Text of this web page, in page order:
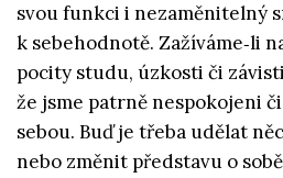
svou funkci i nezaměnitelný
k sebehodnotě. Zažíváme‑li
pocity studu, úzkosti či
že jsme patrně nespokojeni
sebou. Buď je třeba udělat
nebo změnit představu o